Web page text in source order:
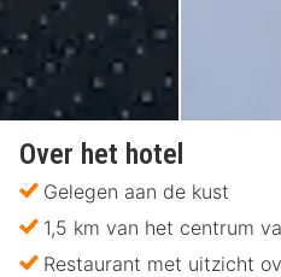
Over het hotel
Gelegen aan de kust
1,5 km van het centrum
Restaurant met uitzicht